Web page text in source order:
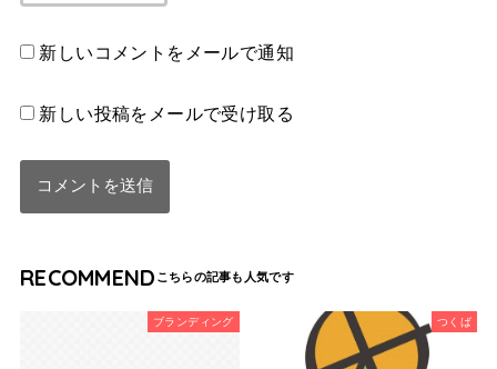
新しいコメントをメールで通知
新しい投稿をメールで受け取る
RECOMMEND
ブランディング つくば